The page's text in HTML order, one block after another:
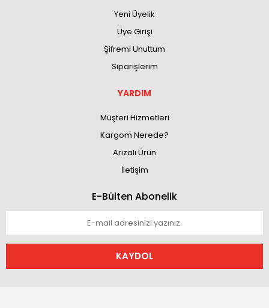
Yeni Üyelik
Üye Girişi
Şifremi Unuttum
Siparişlerim
YARDIM
Müşteri Hizmetleri
Kargom Nerede?
Arızalı Ürün
İletişim
E-Bülten Abonelik
KAYDOL